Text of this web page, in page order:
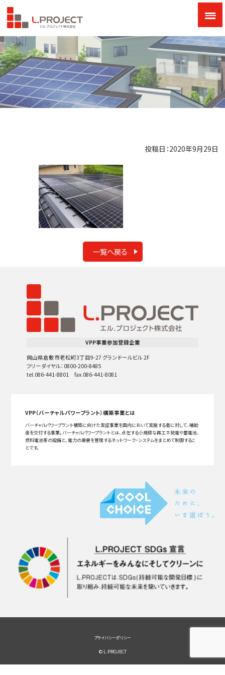
投稿日：2020年9月29日
一覧へ戻る
VPP事業参加登録企業
岡山県倉敷市老松町3丁目9-27 グランドールビル 2F
フリーダイヤル：0800-200-8485
tel.086-441-8801 fax.086-441-8081
VPP（バーチャルパワープラント）構築事業とは
バーチャルパワープラント構築に向けた実証事業を国内において実施する者に対して、補助
金を交付する事業。バーチャルパワープラントとは、点在する小規模な再エネ発電や蓄電池、
燃料電池等の設備と、電力の需要を管理するネットワーク・システムをまとめて制御するこ
とです。
プライバシーポリシー
© L.PROJECT